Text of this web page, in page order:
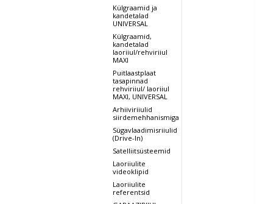
Külgraamid ja
kandetalad
UNIVERSAL
Külgraamid,
kandetalad
laoriiul/rehviriiul
MAXI
Puitlaastplaat
tasapinnad
rehviriiul/ laoriiul
MAXI, UNIVERSAL
Arhiiviriiulid
siirdemehhanismiga
Sügavlaadimisriiulid
(Drive-In)
Satelliitsüsteemid
Laoriiulite
videoklipid
Laoriiulite
referentsid